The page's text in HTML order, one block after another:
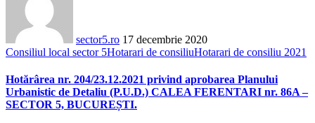
sector5.ro 17 decembrie 2020
Consiliul local sector 5Hotarari de consiliuHotarari de consiliu 2021
Hotărârea nr. 204/23.12.2021 privind aprobarea Planului
Urbanistic de Detaliu (P.U.D.) CALEA FERENTARI nr. 86A –
SECTOR 5, BUCUREȘTI.